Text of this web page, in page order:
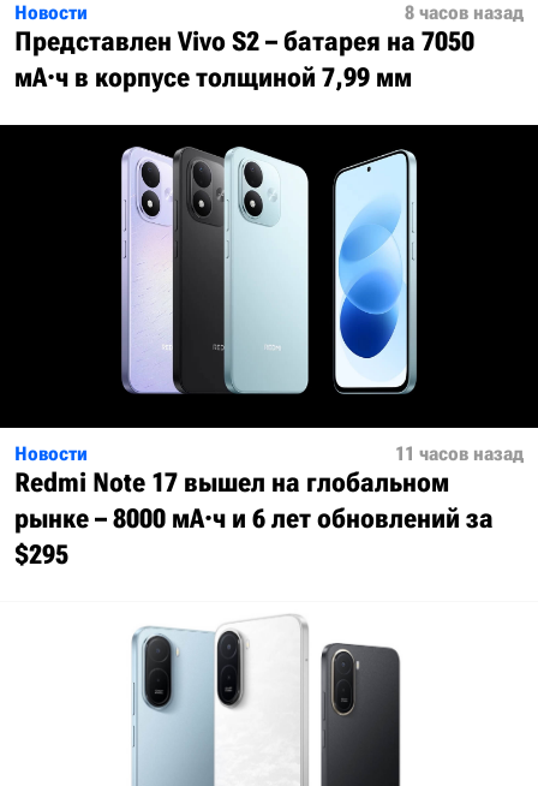
Новости 8 часов назад
Представлен Vivo S2 – батарея на 7050
мА·ч в корпусе толщиной 7,99 мм
Новости 11 часов назад
Redmi Note 17 вышел на глобальном
рынке – 8000 мА·ч и 6 лет обновлений за
$295